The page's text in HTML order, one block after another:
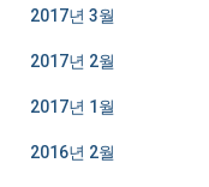
2017년 3월
2017년 2월
2017년 1월
2016년 2월